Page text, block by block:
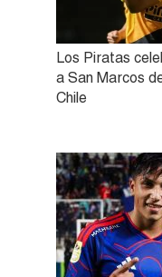
Los Piratas
a San Marcos
Chile